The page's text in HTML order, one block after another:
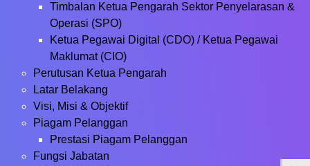
Timbalan Ketua Pengarah Sektor Penyelarasan &
Operasi (SPO)
Ketua Pegawai Digital (CDO) / Ketua Pegawai
Maklumat (CIO)
Perutusan Ketua Pengarah
Latar Belakang
Visi, Misi & Objektif
Piagam Pelanggan
Prestasi Piagam Pelanggan
Fungsi Jabatan